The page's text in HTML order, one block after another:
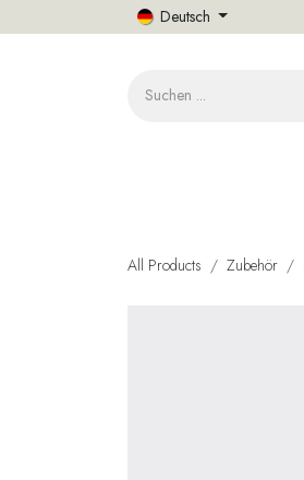
Deutsch
All Products Zubehör